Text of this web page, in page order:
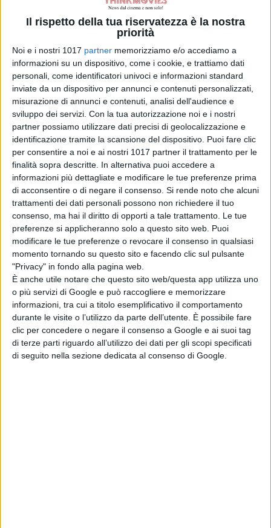
Il rispetto della tua riservatezza è la nostra
priorità
Noi e i nostri 1017 partner memorizziamo e/o accediamo a
informazioni su un dispositivo, come i cookie, e trattiamo dati
personali, come identificatori univoci e informazioni standard
inviate da un dispositivo per annunci e contenuti personalizzati,
misurazione di annunci e contenuti, analisi dell'audience e
sviluppo dei servizi. Con la tua autorizzazione noi e i nostri
partner possiamo utilizzare dati precisi di geolocalizzazione e
identificazione tramite la scansione del dispositivo. Puoi fare clic
per consentire a noi e ai nostri 1017 partner il trattamento per le
finalità sopra descritte. In alternativa puoi accedere a
informazioni più dettagliate e modificare le tue preferenze prima
di acconsentire o di negare il consenso. Si rende noto che alcuni
trattamenti dei dati personali possono non richiedere il tuo
consenso, ma hai il diritto di opporti a tale trattamento. Le tue
preferenze si applicheranno solo a questo sito web. Puoi
modificare le tue preferenze o revocare il consenso in qualsiasi
momento tornando su questo sito e facendo clic sul pulsante
"Privacy" in fondo alla pagina web.
È anche utile notare che questo sito web/questa app utilizza uno
o più servizi di Google e può raccogliere e memorizzare
informazioni, tra cui a titolo esemplificativo il comportamento
durante le visite o l’utilizzo da parte dell’utente. È possibile fare
clic per concedere o negare il consenso a Google e ai suoi tag
di terze parti riguardo all’utilizzo dei dati per gli scopi specificati
di seguito nella sezione dedicata al consenso di Google.
fratelli Russo
celebrano il
nuovo record
di Emanuela Giuliani
assistant di
Jeremiah Kipp dal
3 settembre al
cinema
di La Redazione
Linkin Park, arriva
al cinema
“Unshatter”: il
documentario sul
ritorno della band
di La Redazione
La violinista, dalla
vittoria ad
Annecy al
Toronto
Festival 2026
di Emanuela Giuliani
Chi siamo ContattiPrivacy Policy Cookie Policy
Emanuela Giuliani CFGLNMNL77T43L639Disclaimer